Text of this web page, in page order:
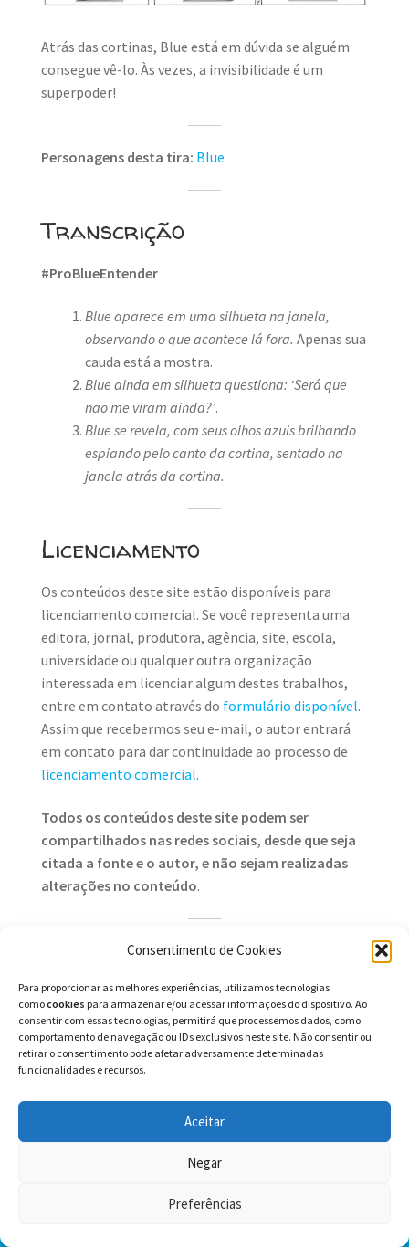
Consentimento de Cookies
Para proporcionar as melhores experiências, utilizamos tecnologias
comocookies para armazenar e/ou acessar informações do dispositivo. Ao
consentir com essas tecnologias, permitirá que processemos dados, como
comportamento de navegação ou IDs exclusivos neste site. Não consentir ou
retirar o consentimento pode afetar adversamente determinadas
funcionalidades e recursos.
Aceitar
Negar
Preferências
Atrás das cortinas, Blue está em dúvida se alguém
consegue vê-lo. Às vezes, a invisibilidade é um
superpoder!
Personagens desta tira: Blue
Transcrição
#ProBlueEntender
Blue aparece em uma silhueta na janela,
observando o que acontece lá fora. Apenas sua
cauda está a mostra.
Blue ainda em silhueta questiona: ‘Será que
não me viram ainda?’.
Blue se revela, com seus olhos azuis brilhando
espiando pelo canto da cortina, sentado na
janela atrás da cortina.
Licenciamento
Os conteúdos deste site estão disponíveis para
licenciamento comercial. Se você representa uma
editora, jornal, produtora, agência, site, escola,
universidade ou qualquer outra organização
interessada em licenciar algum destes trabalhos,
entre em contato através do formulário disponível.
Assim que recebermos seu e-mail, o autor entrará
em contato para dar continuidade ao processo de
licenciamento comercial.
Todos os conteúdos deste site podem ser
compartilhados nas redes sociais, desde que seja
citada a fonte e o autor, e não sejam realizadas
alterações no conteúdo.
Possíveis usos no ensino
A tira em quadrinhos é um gênero textual que se
caracteriza por contar histórias curtas, geralmente
com humor, usando imagens e textos. Para
interpretar uma tira em quadrinhos, é preciso
personagens) quanto a linguagem não verbal (os
desenhos, as expressões faciais, os gestos, as cores,
Nessa tira em quadrinhos, podemos abordar os